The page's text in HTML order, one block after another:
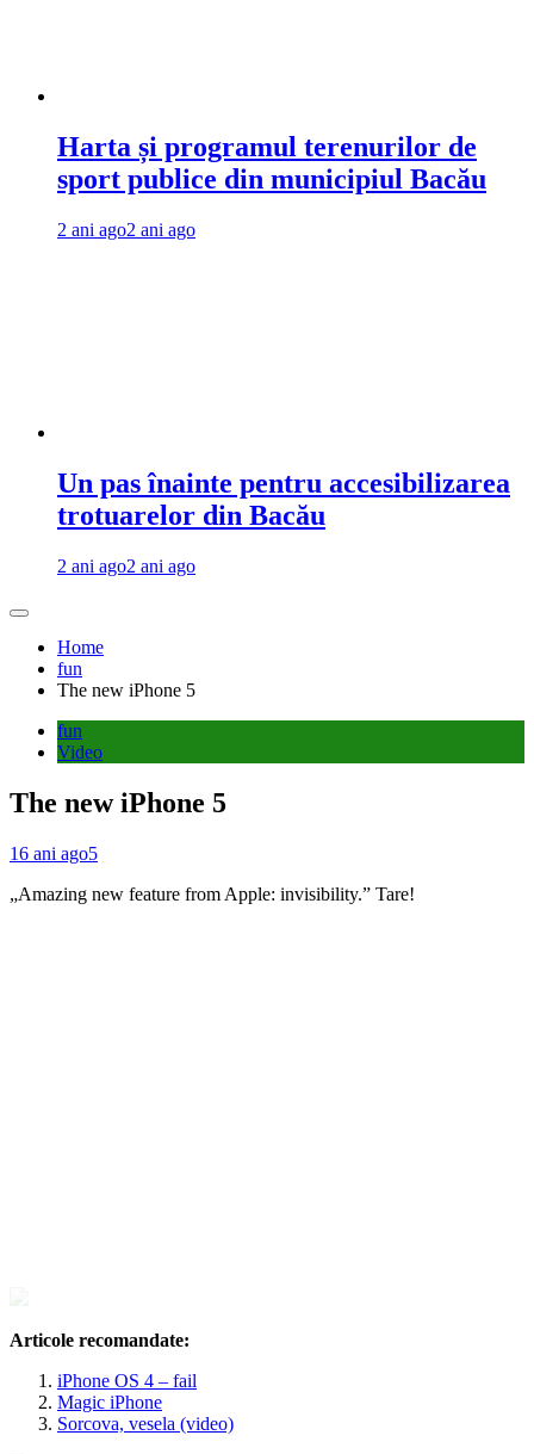
Harta și programul terenurilor de
sport publice din municipiul Bacău
2 ani ago2 ani ago
Un pas înainte pentru accesibilizarea
trotuarelor din Bacău
2 ani ago2 ani ago
Home
fun
The new iPhone 5
fun
Video
The new iPhone 5
16 ani ago5
„Amazing new feature from Apple: invisibility.” Tare!
Articole recomandate:
iPhone OS 4 – fail
Magic iPhone
Sorcova, vesela (video)